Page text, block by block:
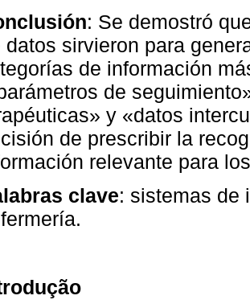
: Se demostró
datos sirvieron para
de información
de
y «datos
de prescribir la
relevante para
clave: sistemas de